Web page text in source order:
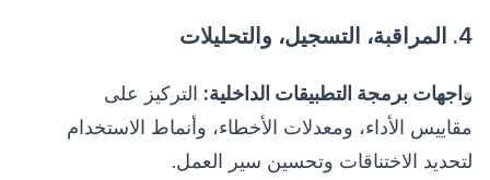
4. المراقبة، التسجيل، والتحليلات
واجهات برمجة التطبيقات الداخلية: التركيز على
مقاييس الأداء، ومعدلات الأخطاء، وأنماط الاستخدام
لتحديد الاختناقات وتحسين سير العمل.